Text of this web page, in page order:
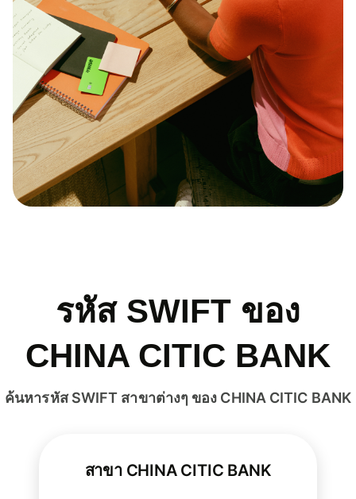
รหัส SWIFT ของ
CHINA CITIC BANK
ค้นหารหัส SWIFT สาขาต่างๆ ของ CHINA CITIC BANK
สาขา CHINA CITIC BANK